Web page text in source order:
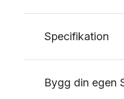
Specifikation
Bygg din egen